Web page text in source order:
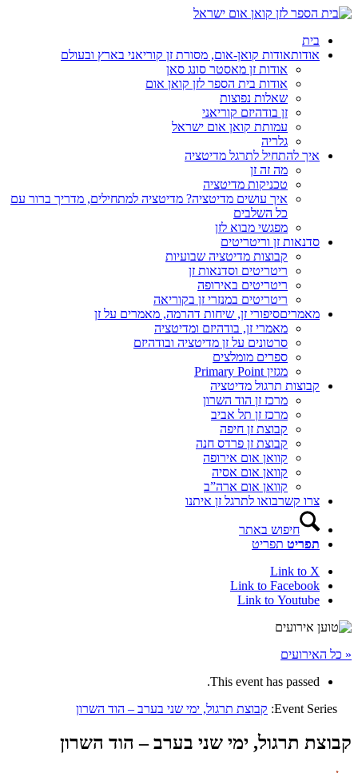
בית
אודותאודות קואן-אום, מסורת זן קוריאני בארץ ובעולם
אודות זן מאסטר סונג סאן
אודות בית הספר לזן קואן אום
שאלות נפוצות
זן בודהיזם קוריאני
עמותת קואן אום ישראל
גלריה
איך להתחיל לתרגל מדיטציה
מה זה זן
טכניקות מדיטציה
איך עושים מדיטציה? מדיטציה למתחילים, מדריך ברור עם
כל השלבים
מפגשי מבוא לזן
סדנאות זן וריטריטים
קבוצות מדיטציה שבועיות
ריטריטים וסדנאות זן
ריטריטים באירופה
ריטריטים במנזרי זן בקוריאה
מאמריםסיפורי זן, שיחות דהרמה, מאמרים על זן
מאמרי זן, בודהיזם ומדיטציה
סרטונים על זן מדיטציה ובודהיזם
ספרים מומלצים
מגזין Primary Point
קבוצות תרגול מדיטציה
מרכז זן הוד השרון
מרכז זן תל אביב
קבוצת זן חיפה
קבוצת זן פרדס חנה
קוואן אום אירופה
קוואן אום אסיה
קוואן אום ארה”ב
צרו קשרבואו לתרגל זן איתנו
חיפוש באתר
תפריט תפריט
Link to X
Link to Facebook
Link to Youtube
« כל האירועים
This event has passed.
Event Series: קבוצת תרגול, ימי שני בערב – הוד השרון
קבוצת תרגול, ימי שני בערב – הוד השרון